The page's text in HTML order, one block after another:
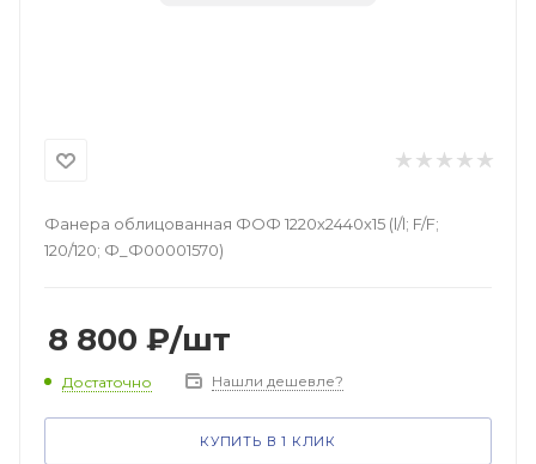
Фанера облицованная ФОФ 1220х2440х15 (l/l; F/F;
120/120; Ф_Ф00001570)
8 800 ₽/шт
Достаточно Нашли дешевле?
КУПИТЬ В 1 КЛИК